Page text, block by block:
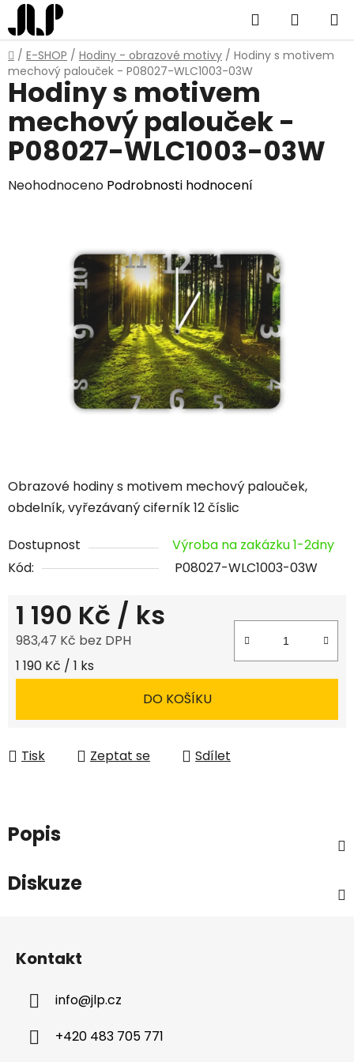
Přejít
na
obsah
Hledat
KOŠÍK
Domů
/ E-SHOP / Hodiny - obrazové motivy / Hodiny s motivem
mechový palouček - P08027-WLC1003-03W
Obrazové hodiny s motivem mechový palouček,
obdelník, vyřezávaný ciferník 12 číslic
Dostupnost
Výroba na zakázku 1-2dny
Kód:
P08027-WLC1003-03W
1 190 Kč / ks
983,47 Kč bez DPH
Měrná cena:
1 190 Kč / 1 ks
DO KOŠÍKU
Tisk Zeptat se Sdílet
Hodiny s motivem
mechový palouček -
P08027-WLC1003-03W
Průměrné
Neohodnoceno Podrobnosti hodnocení
Popis
Diskuze
Kontakt
info@jlp.cz
+420 483 705 771